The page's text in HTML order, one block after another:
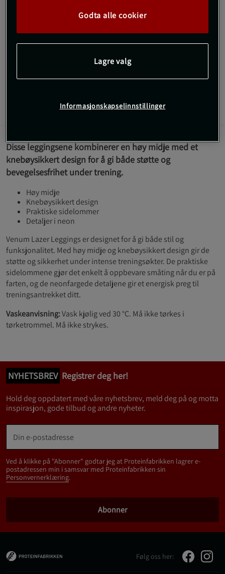
SKU #VENUM-06095-111R | EAN
funksjonell treningsopplevelse.
Les mer
Anmeldelser
Disse leggingsene kombinerer en høy midje med et
knebøysikkert design for å gi både støtte og
bevegelsesfrihet under trening.
Høy midje
Knebøysikkert design
Praktiske sidelommer
Detaljer i neon
Venum Lazer Leggings er designet for å gi både stil og
funksjonalitet. Med høy midje og knebøysikkert design gir de
støtte og sikkerhet under intense treningsøkter. De praktiske
sidelommene gjør det enkelt å oppbevare småting når du er på
farten, og de neonfargede detaljene gir et energisk preg til
treningsantrekket ditt.
Vaskeanvisning:Vask kjølig ved 30 °C. Må ikke tørkes i
tørketrommel. Må ikke strykes.
NYHETSBREV Registrer deg her!
Hold deg oppdatert med våre nyhetsbrev, meld deg på og motta
inspirasjon, gode tilbud og andre nyheter.
Ved å klikke på "Abonner" godtar jeg at Proteinfabrikken lagrer e-
postadressen min i samsvar med Proteinfabrikken sin
Personvernerklæring.
Abonner
Følg oss her:
Godta alle cookier
Lagre valg
Informasjonskapselinnstillinger